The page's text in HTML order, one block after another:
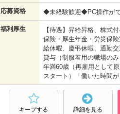
応募資格 ◆未経験歓迎◆PC操作が
福利厚生
【待遇】昇給昇格、株式
保険・厚生年金・労災保
給休暇、慶弔休暇、通勤
貸与（制服着用の職場の
年満60歳（再雇用として
スタート）「働いた時間
詳細を見る
キープする